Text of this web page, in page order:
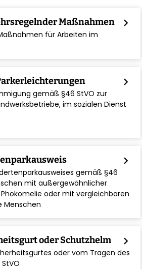
Maßnahmen
chevron_right
für Arbeiten im
chevron_right
gemäß §46 StVO zur
im sozialen Dienst
chevron_right
gemäß §46
mit außergewöhnlicher
oder mit vergleichbaren
Menschen
oder Schutzhelm
chevron_right
oder vom Tragen des